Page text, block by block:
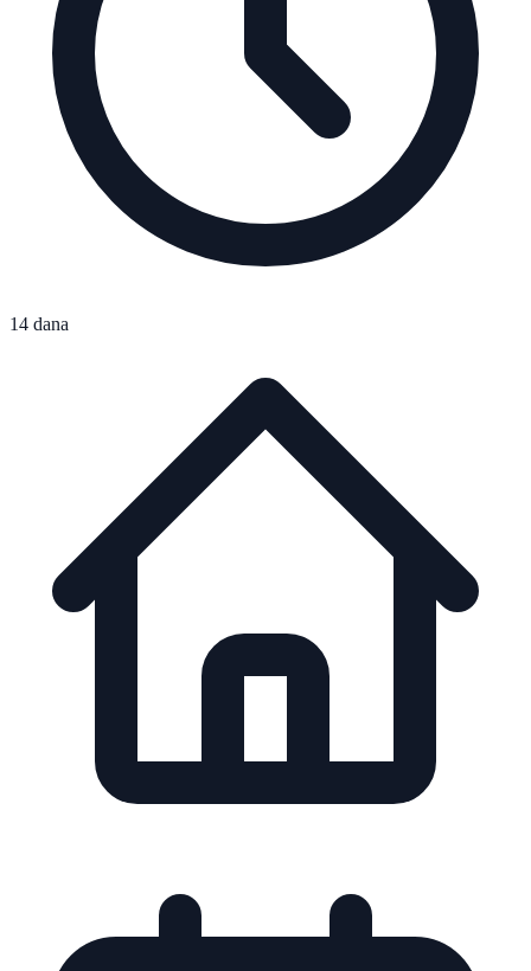
14 dana